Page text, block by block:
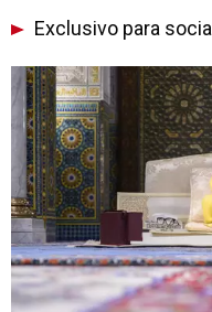
Exclusivo para